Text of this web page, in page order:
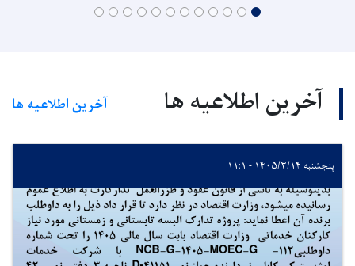
آخرین اطلاعیه ها آخرین اطلاعیه ها
پنجشنبه ۱۴۰۵/۳/۱۴ - ۱۱:۱